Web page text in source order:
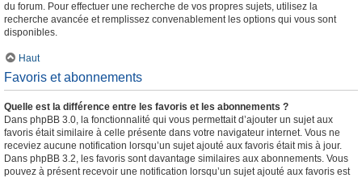
du forum. Pour effectuer une recherche de vos propres sujets, utilisez la
recherche avancée et remplissez convenablement les options qui vous sont
disponibles.
Haut
Favoris et abonnements
Quelle est la différence entre les favoris et les abonnements ?
Dans phpBB 3.0, la fonctionnalité qui vous permettait d’ajouter un sujet aux
favoris était similaire à celle présente dans votre navigateur internet. Vous ne
receviez aucune notification lorsqu’un sujet ajouté aux favoris était mis à jour.
Dans phpBB 3.2, les favoris sont davantage similaires aux abonnements. Vous
pouvez à présent recevoir une notification lorsqu’un sujet ajouté aux favoris est